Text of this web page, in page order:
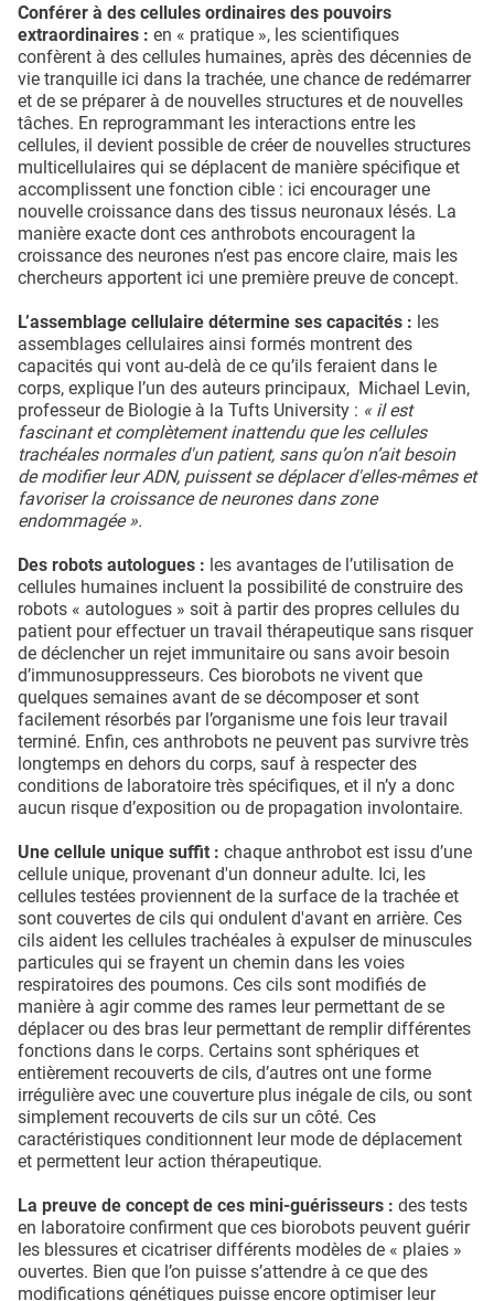
Conférer à des cellules ordinaires des pouvoirs
extraordinaires : en « pratique », les scientifiques
confèrent à des cellules humaines, après des décennies de
vie tranquille ici dans la trachée, une chance de redémarrer
et de se préparer à de nouvelles structures et de nouvelles
tâches. En reprogrammant les interactions entre les
cellules, il devient possible de créer de nouvelles structures
multicellulaires qui se déplacent de manière spécifique et
accomplissent une fonction cible : ici encourager une
nouvelle croissance dans des tissus neuronaux lésés. La
manière exacte dont ces anthrobots encouragent la
croissance des neurones n’est pas encore claire, mais les
chercheurs apportent ici une première preuve de concept.
L’assemblage cellulaire détermine ses capacités : les
assemblages cellulaires ainsi formés montrent des
capacités qui vont au-delà de ce qu’ils feraient dans le
corps, explique l’un des auteurs principaux, Michael Levin,
professeur de Biologie à la Tufts University : « il est
fascinant et complètement inattendu que les cellules
trachéales normales d'un patient, sans qu’on n’ait besoin
de modifier leur ADN, puissent se déplacer d'elles-mêmes et
favoriser la croissance de neurones dans zone
endommagée ».
Des robots autologues : les avantages de l’utilisation de
cellules humaines incluent la possibilité de construire des
robots « autologues » soit à partir des propres cellules du
patient pour effectuer un travail thérapeutique sans risquer
de déclencher un rejet immunitaire ou sans avoir besoin
d’immunosuppresseurs. Ces biorobots ne vivent que
quelques semaines avant de se décomposer et sont
facilement résorbés par l’organisme une fois leur travail
terminé. Enfin, ces anthrobots ne peuvent pas survivre très
longtemps en dehors du corps, sauf à respecter des
conditions de laboratoire très spécifiques, et il n’y a donc
aucun risque d’exposition ou de propagation involontaire.
​Une cellule unique suffit : chaque anthrobot est issu d’une
cellule unique, provenant d'un donneur adulte. Ici, les
cellules testées proviennent de la surface de la trachée et
sont couvertes de cils qui ondulent d'avant en arrière. Ces
cils aident les cellules trachéales à expulser de minuscules
particules qui se frayent un chemin dans les voies
respiratoires des poumons. Ces cils sont modifiés de
manière à agir comme des rames leur permettant de se
déplacer ou des bras leur permettant de remplir différentes
fonctions dans le corps. Certains sont sphériques et
entièrement recouverts de cils, d’autres ont une forme
irrégulière avec une couverture plus inégale de cils, ou sont
simplement recouverts de cils sur un côté. Ces
caractéristiques conditionnent leur mode de déplacement
et permettent leur action thérapeutique.
​La preuve de concept de ces mini-guérisseurs : des tests
en laboratoire confirment que ces biorobots peuvent guérir
les blessures et cicatriser différents modèles de « plaies »
ouvertes. Bien que l’on puisse s’attendre à ce que des
modifications génétiques puisse encore optimiser leur